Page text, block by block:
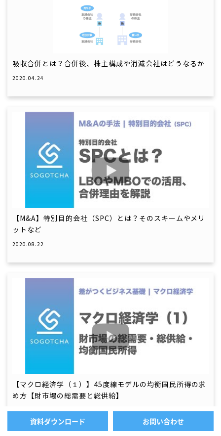
吸収合併とは？合併後、株主構成や消滅会社はどうなるか
2020.04.24
【M&A】特別目的会社（SPC）とは？そのスキームやメリ
ットなど
2020.08.22
【マクロ経済学（１）】45度線モデルの均衡国民所得の求
め方【財市場の総需要と総供給】
2020.12.02
資料ダウンロード お問い合わせ